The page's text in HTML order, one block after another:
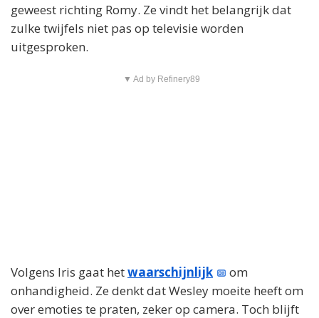
geweest richting Romy. Ze vindt het belangrijk dat
zulke twijfels niet pas op televisie worden
uitgesproken.
▼ Ad by Refinery89
Volgens Iris gaat hetwaarschijnlijk
om
onhandigheid. Ze denkt dat Wesley moeite heeft om
over emoties te praten, zeker op camera. Toch blijft